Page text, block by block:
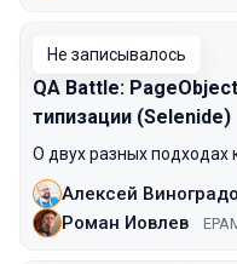
Не записывалось
QA Battle:
типизации (Selenide)
О двух разных подходах
Алексей
Роман Иовлев